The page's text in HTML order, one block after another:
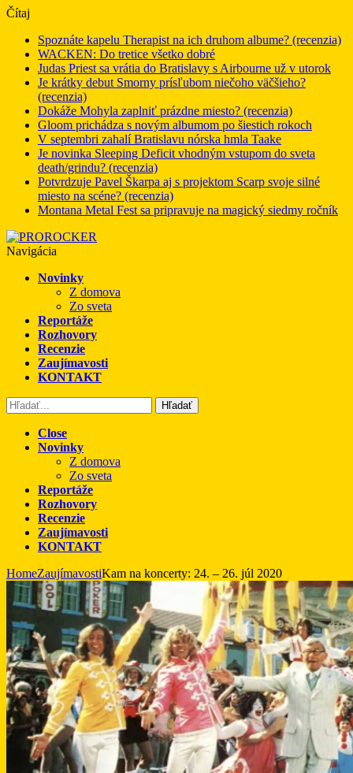
Čítaj
Spoznáte kapelu Therapist na ich druhom albume? (recenzia)
WACKEN: Do tretice všetko dobré
Judas Priest sa vrátia do Bratislavy s Airbourne už v utorok
Je krátky debut Smorny prísľubom niečoho väčšieho?
(recenzia)
Dokáže Mohyla zaplniť prázdne miesto? (recenzia)
Gloom prichádza s novým albumom po šiestich rokoch
V septembri zahalí Bratislavu nórska hmla Taake
Je novinka Sleeping Deficit vhodným vstupom do sveta
death/grindu? (recenzia)
Potvrdzuje Pavel Škarpa aj s projektom Scarp svoje silné
miesto na scéne? (recenzia)
Montana Metal Fest sa pripravuje na magický siedmy ročník
Navigácia
Novinky
Z domova
Zo sveta
Reportáže
Rozhovory
Recenzie
Zaujímavosti
KONTAKT
Hľadať
Close
Novinky
Z domova
Zo sveta
Reportáže
Rozhovory
Recenzie
Zaujímavosti
KONTAKT
HomeZaujímavostiKam na koncerty: 24. – 26. júl 2020